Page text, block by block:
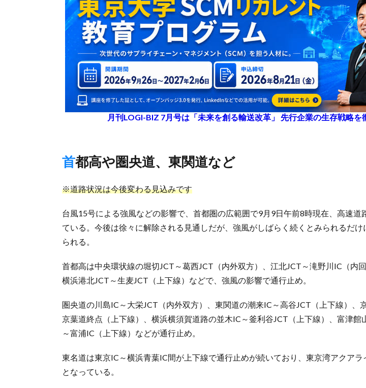
月刊LOGI-BIZ 7月号は「未来を創る輸送改革」 先行企業の生存戦略を
首都高や圏央道、東関道など
※道路状況は今後変わる見込みです
台風15号による強風などの影響で、首都圏の広範囲で9月9日午前8時現在、高速道
ている。今後は徐々に解除される見通しだが、強風がしばらく続くとみられるだけ
られる。
首都高は中央環状線の堀切JCT～葛西JCT（内外双方）、江北JCT～滝野川IC（内
横浜港北JCT～生麦JCT（上下線）などで、強風の影響で通行止め。
圏央道の川島IC～大栄JCT（内外双方）、東関道の潮来IC～高谷JCT（上下線）、
京葉道終点（上下線）、横浜横須賀道路の並木IC～釜利谷JCT（上下線）、富津館
～富浦IC（上下線）などが通行止め。
東名道は東京IC～横浜青葉IC間が上下線で通行止めが続いており、東京湾アクアラ
となっている。